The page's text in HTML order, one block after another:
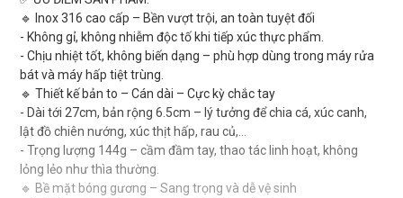
🔹 Inox 316 cao cấp – Bền vượt trội, an toàn tuyệt đối
- Không gỉ, không nhiễm độc tố khi tiếp xúc thực phẩm.
- Chịu nhiệt tốt, không biến dạng – phù hợp dùng trong máy rửa
bát và máy hấp tiệt trùng.
🔹 Thiết kế bản to – Cán dài – Cực kỳ chắc tay
- Dài tới 27cm, bản rộng 6.5cm – lý tưởng để chia cá, xúc canh,
lật đồ chiên nướng, xúc thịt hấp, rau củ,...
- Trọng lượng 144g – cầm đầm tay, thao tác linh hoạt, không
lỏng lẻo như thìa thường.
🔹 Bề mặt bóng gương – Sang trọng và dễ vệ sinh